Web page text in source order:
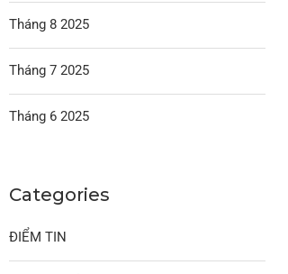
Tháng 8 2025
Tháng 7 2025
Tháng 6 2025
Categories
ĐIỂM TIN